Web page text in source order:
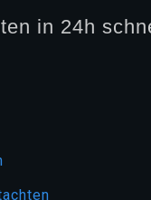
in 24h